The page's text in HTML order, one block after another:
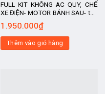
FULL KIT KHÔNG AC QUY, CHẾ
XE ĐIỆN- MOTOR BÁNH SAU- tốc
độ 30-35km/h, kit chế xe điện, xe
chế, động cơ
1.950.000₫
Thêm vào giỏ hàng